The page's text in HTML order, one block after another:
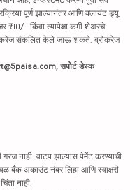
पूर्ण झाल्यानंतर आणि क्लायंट ड्यू
₹10/- किंवा त्यापेक्षा कमी शेअरचे
संकलित केले जाऊ शकते. ब्रोकरेज
सपोर्ट डेस्क
गरज नाही. वाटप झाल्यास पेमेंट करण्याची
बँक अकाउंट नंबर लिहा आणि स्वाक्षरी
नाही.